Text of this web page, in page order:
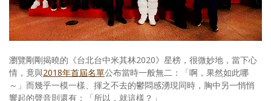
創意出版服務
歷史區
關於Yilan
個人著作
瀏覽剛剛揭曉的《台北台中米其林2020》星榜，很微妙地，當下心
情，竟與2018年首屆名單公布當時一般無二：「啊，果然如此哪
～」而幾乎一模一樣、揮之不去的鬱悶感湧現同時，胸中另一悄悄
響起的聲音則還有：「所以，就這樣？」